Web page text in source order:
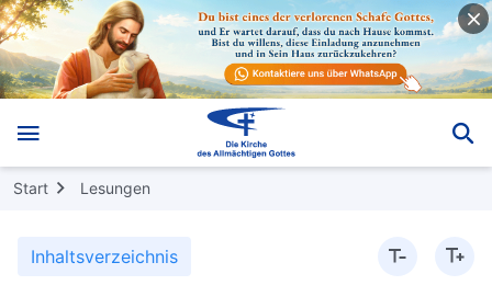
Start Lesungen
Inhaltsverzeichnis